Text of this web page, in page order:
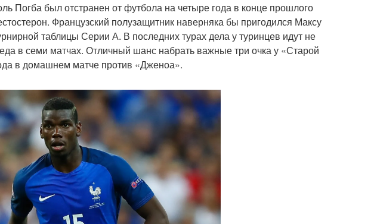
Погба был отстранен от футбола на четыре года в конце прошлого
Французский полузащитник наверняка бы пригодился Максу
таблицы Серии А. В последних турах дела у туринцев идут не
в семи матчах. Отличный шанс набрать важные три очка у «Старой
в домашнем матче против «Дженоа».